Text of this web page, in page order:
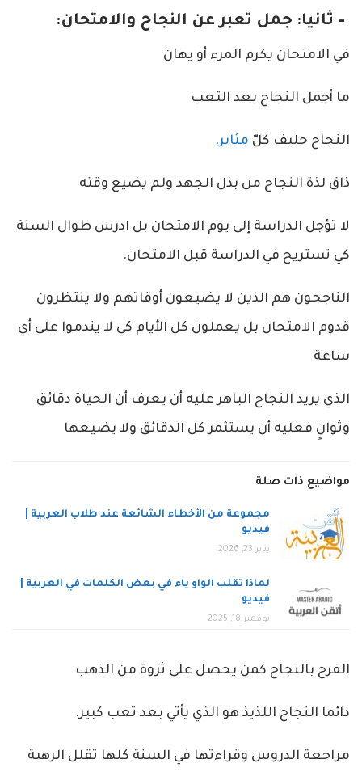
– ثانيا: جمل تعبر عن النجاح والامتحان:
في الامتحان يكرم المرء أو يهان
ما أجمل النجاح بعد التعب
النجاح حليف كلّ مثابر.
ذاق لذة النجاح من بذل الجهد ولم يضيع وقته
لا تؤجل الدراسة إلى يوم الامتحان بل ادرس طوال السنة
كي تستريح في الدراسة قبل الامتحان.
الناجحون هم الذين لا يضيعون أوقاتهم ولا ينتظرون
قدوم الامتحان بل يعملون كل الأيام كي لا يندموا على أي
ساعة
الذي يريد النجاح الباهر عليه أن يعرف أن الحياة دقائق
وثوانٍ فعليه أن يستثمر كل الدقائق ولا يضيعها
مواضيع ذات صلة
مجموعة من الأخطاء الشائعة عند طلاب العربية |
فيديو
يناير 23, 2026
لماذا تقلب الواو ياء في بعض الكلمات في العربية |
فيديو
نوفمبر 18, 2025
الفرح بالنجاح كمن يحصل على ثروة من الذهب
دائما النجاح اللذيذ هو الذي يأتي بعد تعب كبير.
مراجعة الدروس وقراءتها في السنة كلها تقلل الرهبة